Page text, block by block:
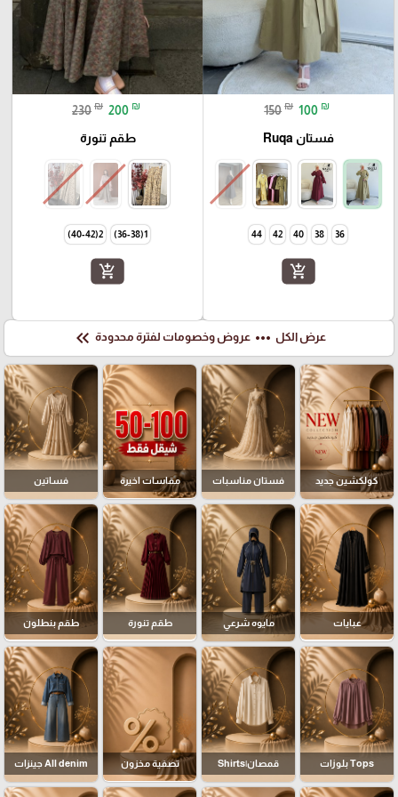
150 ₪ 100 ₪
فستان Ruqa
36
38
40
42
44
add_shopping_cart
230 ₪ 200 ₪
طقم تنورة
1(36-38)
2(40-42)
add_shopping_cart
عرض الكل more_horiz عروض وخصومات لفترة محدودة keyboard_double_arrow_left
كولكشين جديد فستان مناسبات مقاسات اخيرة فساتين
عبايات مايوه شرعي طقم تنورة طقم بنطلون
Tops بلوزات قمصان|Shirts تصفية مخزون All denim جينزات